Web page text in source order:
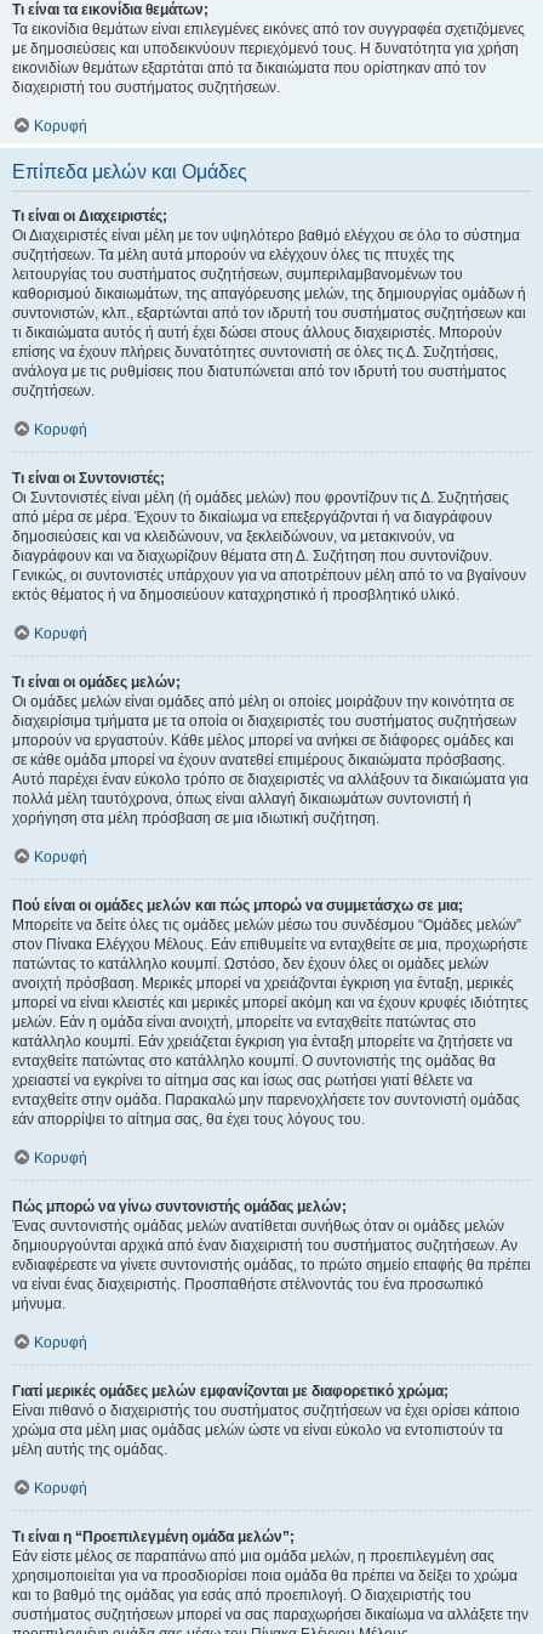
Τι είναι τα εικονίδια θεμάτων;
Τα εικονίδια θεμάτων είναι επιλεγμένες εικόνες από τον συγγραφέα σχετιζόμενες
με δημοσιεύσεις και υποδεικνύουν περιεχόμενό τους. Η δυνατότητα για χρήση
εικονιδίων θεμάτων εξαρτάται από τα δικαιώματα που ορίστηκαν από τον
διαχειριστή του συστήματος συζητήσεων.
Κορυφή
Επίπεδα μελών και Ομάδες
Τι είναι οι Διαχειριστές;
Οι Διαχειριστές είναι μέλη με τον υψηλότερο βαθμό ελέγχου σε όλο το σύστημα
συζητήσεων. Τα μέλη αυτά μπορούν να ελέγχουν όλες τις πτυχές της
λειτουργίας του συστήματος συζητήσεων, συμπεριλαμβανομένων του
καθορισμού δικαιωμάτων, της απαγόρευσης μελών, της δημιουργίας ομάδων ή
συντονιστών, κλπ., εξαρτώνται από τον ιδρυτή του συστήματος συζητήσεων και
τι δικαιώματα αυτός ή αυτή έχει δώσει στους άλλους διαχειριστές. Μπορούν
επίσης να έχουν πλήρεις δυνατότητες συντονιστή σε όλες τις Δ. Συζητήσεις,
ανάλογα με τις ρυθμίσεις που διατυπώνεται από τον ιδρυτή του συστήματος
συζητήσεων.
Κορυφή
Τι είναι οι Συντονιστές;
Οι Συντονιστές είναι μέλη (ή ομάδες μελών) που φροντίζουν τις Δ. Συζητήσεις
από μέρα σε μέρα. Έχουν το δικαίωμα να επεξεργάζονται ή να διαγράφουν
δημοσιεύσεις και να κλειδώνουν, να ξεκλειδώνουν, να μετακινούν, να
διαγράφουν και να διαχωρίζουν θέματα στη Δ. Συζήτηση που συντονίζουν.
Γενικώς, οι συντονιστές υπάρχουν για να αποτρέπουν μέλη από το να βγαίνουν
εκτός θέματος ή να δημοσιεύουν καταχρηστικό ή προσβλητικό υλικό.
Κορυφή
Τι είναι οι ομάδες μελών;
Οι ομάδες μελών είναι ομάδες από μέλη οι οποίες μοιράζουν την κοινότητα σε
διαχειρίσιμα τμήματα με τα οποία οι διαχειριστές του συστήματος συζητήσεων
μπορούν να εργαστούν. Κάθε μέλος μπορεί να ανήκει σε διάφορες ομάδες και
σε κάθε ομάδα μπορεί να έχουν ανατεθεί επιμέρους δικαιώματα πρόσβασης.
Αυτό παρέχει έναν εύκολο τρόπο σε διαχειριστές να αλλάξουν τα δικαιώματα για
πολλά μέλη ταυτόχρονα, όπως είναι αλλαγή δικαιωμάτων συντονιστή ή
χορήγηση στα μέλη πρόσβαση σε μια ιδιωτική συζήτηση.
Κορυφή
Πού είναι οι ομάδες μελών και πώς μπορώ να συμμετάσχω σε μια;
Μπορείτε να δείτε όλες τις ομάδες μελών μέσω του συνδέσμου “Ομάδες μελών”
στον Πίνακα Ελέγχου Μέλους. Εάν επιθυμείτε να ενταχθείτε σε μια, προχωρήστε
πατώντας το κατάλληλο κουμπί. Ωστόσο, δεν έχουν όλες οι ομάδες μελών
ανοιχτή πρόσβαση. Μερικές μπορεί να χρειάζονται έγκριση για ένταξη, μερικές
μπορεί να είναι κλειστές και μερικές μπορεί ακόμη και να έχουν κρυφές ιδιότητες
μελών. Εάν η ομάδα είναι ανοιχτή, μπορείτε να ενταχθείτε πατώντας στο
κατάλληλο κουμπί. Εάν χρειάζεται έγκριση για ένταξη μπορείτε να ζητήσετε να
ενταχθείτε πατώντας στο κατάλληλο κουμπί. Ο συντονιστής της ομάδας θα
χρειαστεί να εγκρίνει το αίτημα σας και ίσως σας ρωτήσει γιατί θέλετε να
ενταχθείτε στην ομάδα. Παρακαλώ μην παρενοχλήσετε τον συντονιστή ομάδας
εάν απορρίψει το αίτημα σας, θα έχει τους λόγους του.
Κορυφή
Πώς μπορώ να γίνω συντονιστής ομάδας μελών;
Ένας συντονιστής ομάδας μελών ανατίθεται συνήθως όταν οι ομάδες μελών
δημιουργούνται αρχικά από έναν διαχειριστή του συστήματος συζητήσεων. Αν
ενδιαφέρεστε να γίνετε συντονιστής ομάδας, το πρώτο σημείο επαφής θα πρέπει
να είναι ένας διαχειριστής. Προσπαθήστε στέλνοντάς του ένα προσωπικό
μήνυμα.
Κορυφή
Γιατί μερικές ομάδες μελών εμφανίζονται με διαφορετικό χρώμα;
Είναι πιθανό ο διαχειριστής του συστήματος συζητήσεων να έχει ορίσει κάποιο
χρώμα στα μέλη μιας ομάδας μελών ώστε να είναι εύκολο να εντοπιστούν τα
μέλη αυτής της ομάδας.
Κορυφή
Τι είναι η “Προεπιλεγμένη ομάδα μελών”;
Εάν είστε μέλος σε παραπάνω από μια ομάδα μελών, η προεπιλεγμένη σας
χρησιμοποιείται για να προσδιορίσει ποια ομάδα θα πρέπει να δείξει το χρώμα
και το βαθμό της ομάδας για εσάς από προεπιλογή. Ο διαχειριστής του
συστήματος συζητήσεων μπορεί να σας παραχωρήσει δικαίωμα να αλλάξετε την